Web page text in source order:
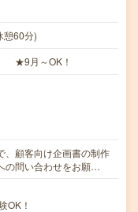
憩60分)
★9月～OK！
、顧客向け企画書の制作
の問い合わせをお願…
OK！